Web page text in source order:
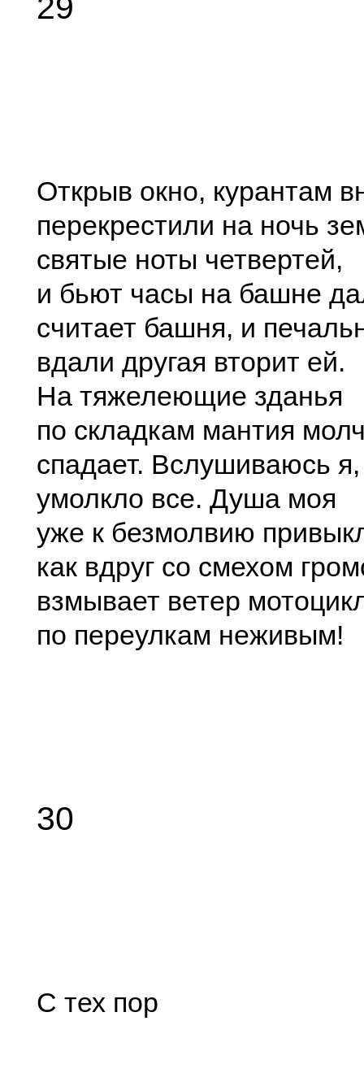
Открыв окно, курантам
перекрестили на ночь
святые ноты четвертей,
и бьют часы на башне
считает башня, и
вдали другая вторит ей.
На тяжелеющие зданья
по складкам мантия
спадает. Вслушиваюсь
умолкло все. Душа моя
уже к безмолвию
как вдруг со смехом
взмывает ветер
по переулкам неживым!
30
С тех пор